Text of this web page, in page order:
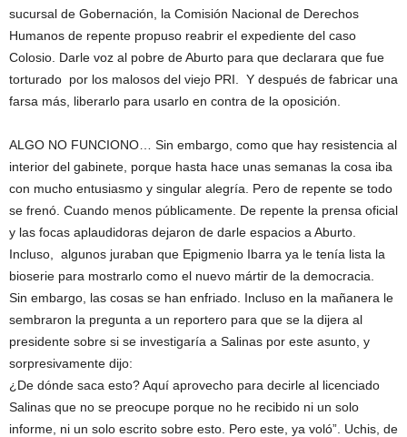
sucursal de Gobernación, la Comisión Nacional de Derechos
Humanos de repente propuso reabrir el expediente del caso
Colosio. Darle voz al pobre de Aburto para que declarara que fue
torturado por los malosos del viejo PRI. Y después de fabricar una
farsa más, liberarlo para usarlo en contra de la oposición.
ALGO NO FUNCIONO… Sin embargo, como que hay resistencia al
interior del gabinete, porque hasta hace unas semanas la cosa iba
con mucho entusiasmo y singular alegría. Pero de repente se todo
se frenó. Cuando menos públicamente. De repente la prensa oficial
y las focas aplaudidoras dejaron de darle espacios a Aburto.
Incluso, algunos juraban que Epigmenio Ibarra ya le tenía lista la
bioserie para mostrarlo como el nuevo mártir de la democracia.
Sin embargo, las cosas se han enfriado. Incluso en la mañanera le
sembraron la pregunta a un reportero para que se la dijera al
presidente sobre si se investigaría a Salinas por este asunto, y
sorpresivamente dijo:
¿De dónde saca esto? Aquí aprovecho para decirle al licenciado
Salinas que no se preocupe porque no he recibido ni un solo
informe, ni un solo escrito sobre esto. Pero este, ya voló”. Uchis, de